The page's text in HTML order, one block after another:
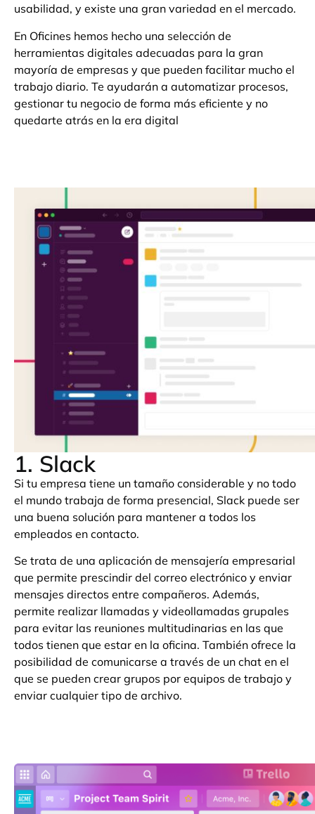
usabilidad, y existe una gran variedad en el mercado.
En Oficines hemos hecho una selección de
herramientas digitales adecuadas para la gran
mayoría de empresas y que pueden facilitar mucho el
trabajo diario. Te ayudarán a automatizar procesos,
gestionar tu negocio de forma más eficiente y no
quedarte atrás en la era digital
1. Slack
Si tu empresa tiene un tamaño considerable y no todo
el mundo trabaja de forma presencial, Slack puede ser
una buena solución para mantener a todos los
empleados en contacto.
Se trata de una aplicación de mensajería empresarial
que permite prescindir del correo electrónico y enviar
mensajes directos entre compañeros. Además,
permite realizar llamadas y videollamadas grupales
para evitar las reuniones multitudinarias en las que
todos tienen que estar en la oficina. También ofrece la
posibilidad de comunicarse a través de un chat en el
que se pueden crear grupos por equipos de trabajo y
enviar cualquier tipo de archivo.